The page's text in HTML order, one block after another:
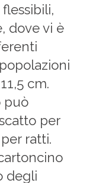
dove vi è
cm.
può
per
ratti.
degli